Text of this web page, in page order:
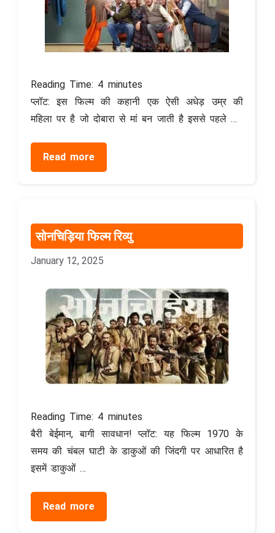
Reading Time: 4 minutes
प्लॉट: इस फिल्म की कहानी एक ऐसी अधेड़ उम्र की
महिला पर है जो दोबारा से मां बन जाती है इससे पहले …
Read more
सोनचिड़िया फिल्म रिव्यु
January 12, 2025
Reading Time: 4 minutes
बैरी बेईमान, बागी सावधान! प्लॉट: यह फिल्म 1970 के
समय की चंबल घाटी के डाकुओं की जिंदगी पर आधारित है
इसमें डाकुओं …
Read more